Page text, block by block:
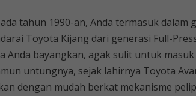
tahun 1990-an, Anda termasuk
Toyota Kijang dari generasi Full-
Anda bayangkan, agak sulit untuk
untungnya, sejak lahirnya Toyota
dengan mudah berkat mekanisme